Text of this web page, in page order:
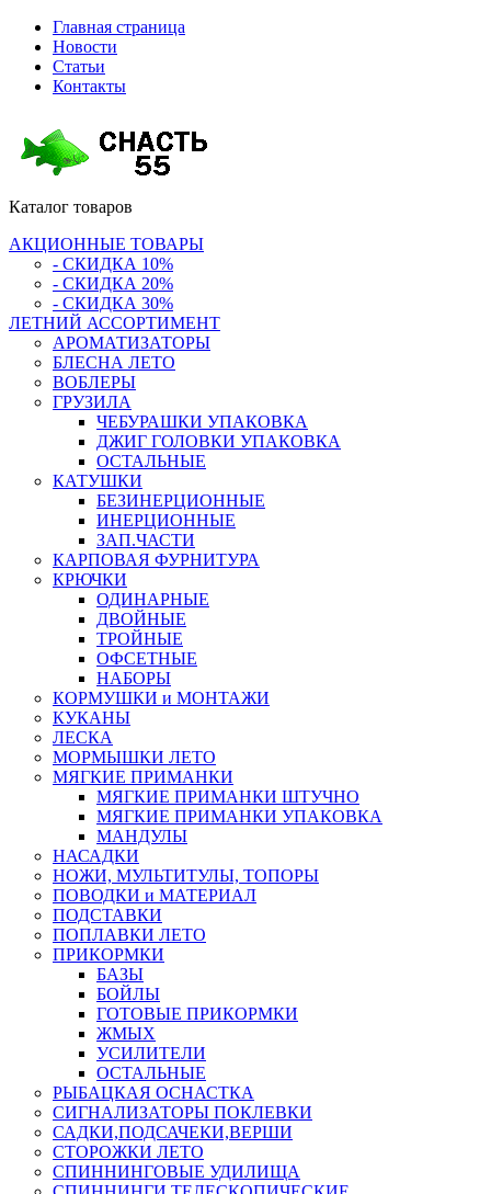
Главная страница
Новости
Статьи
Контакты
Каталог товаров
АКЦИОННЫЕ ТОВАРЫ
- СКИДКА 10%
- СКИДКА 20%
- СКИДКА 30%
ЛЕТНИЙ АССОРТИМЕНТ
АРОМАТИЗАТОРЫ
БЛЕСНА ЛЕТО
ВОБЛЕРЫ
ГРУЗИЛА
ЧЕБУРАШКИ УПАКОВКА
ДЖИГ ГОЛОВКИ УПАКОВКА
ОСТАЛЬНЫЕ
КАТУШКИ
БЕЗИНЕРЦИОННЫЕ
ИНЕРЦИОННЫЕ
ЗАП.ЧАСТИ
КАРПОВАЯ ФУРНИТУРА
КРЮЧКИ
ОДИНАРНЫЕ
ДВОЙНЫЕ
ТРОЙНЫЕ
ОФСЕТНЫЕ
НАБОРЫ
КОРМУШКИ и МОНТАЖИ
КУКАНЫ
ЛЕСКА
МОРМЫШКИ ЛЕТО
МЯГКИЕ ПРИМАНКИ
МЯГКИЕ ПРИМАНКИ ШТУЧНО
МЯГКИЕ ПРИМАНКИ УПАКОВКА
МАНДУЛЫ
НАСАДКИ
НОЖИ, МУЛЬТИТУЛЫ, ТОПОРЫ
ПОВОДКИ и МАТЕРИАЛ
ПОДСТАВКИ
ПОПЛАВКИ ЛЕТО
ПРИКОРМКИ
БАЗЫ
БОЙЛЫ
ГОТОВЫЕ ПРИКОРМКИ
ЖМЫХ
УСИЛИТЕЛИ
ОСТАЛЬНЫЕ
РЫБАЦКАЯ ОСНАСТКА
СИГНАЛИЗАТОРЫ ПОКЛЕВКИ
САДКИ,ПОДСАЧЕКИ,ВЕРШИ
СТОРОЖКИ ЛЕТО
СПИННИНГОВЫЕ УДИЛИЩА